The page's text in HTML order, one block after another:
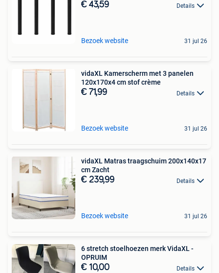
€ 43,59 Details
Bezoek website 31 jul 26
vidaXL Kamerscherm met 3 panelen
120x170x4 cm stof crème
€ 71,99 Details
Bezoek website 31 jul 26
vidaXL Matras traagschuim 200x140x17
cm Zacht
€ 239,99 Details
Bezoek website 31 jul 26
6 stretch stoelhoezen merk VidaXL -
OPRUIM
€ 10,00 Details